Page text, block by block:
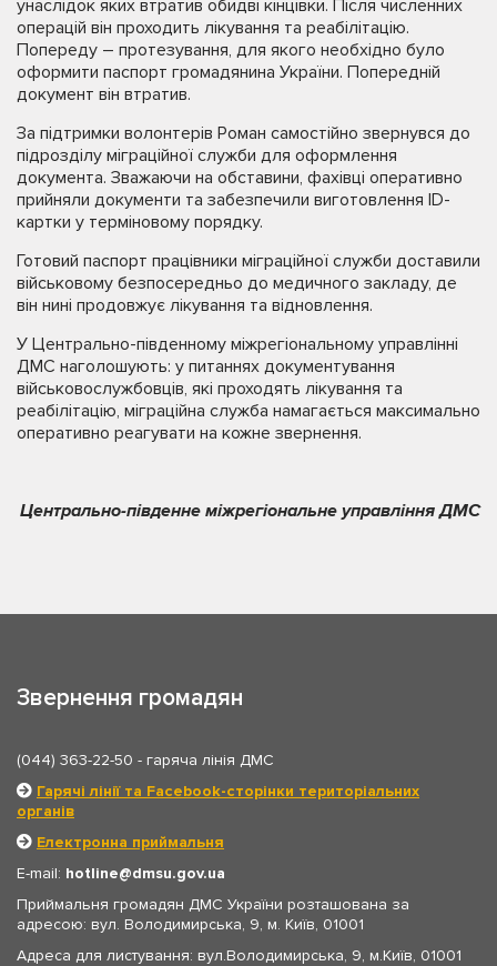
унаслідок яких втратив обидві кінцівки. Після численних
операцій він проходить лікування та реабілітацію.
Попереду – протезування, для якого необхідно було
оформити паспорт громадянина України. Попередній
документ він втратив.
За підтримки волонтерів Роман самостійно звернувся до
підрозділу міграційної служби для оформлення
документа. Зважаючи на обставини, фахівці оперативно
прийняли документи та забезпечили виготовлення ID-
картки у терміновому порядку.
Готовий паспорт працівники міграційної служби доставили
військовому безпосередньо до медичного закладу, де
він нині продовжує лікування та відновлення.
У Центрально-південному міжрегіональному управлінні
ДМС наголошують: у питаннях документування
військовослужбовців, які проходять лікування та
реабілітацію, міграційна служба намагається максимально
оперативно реагувати на кожне звернення.
Центрально-південне міжрегіональне управління ДМС
Звернення громадян
(044) 363-22-50 - гаряча лінія ДМС
Гарячі лінії та Facebook-сторінки територіальних
органів
Електронна приймальня
E-mail: hotline
dmsu.gov.ua
Приймальня громадян ДМС України розташована за
адресою: вул. Володимирська, 9, м. Київ, 01001
Адреса для листування: вул.Володимирська, 9, м.Київ, 01001